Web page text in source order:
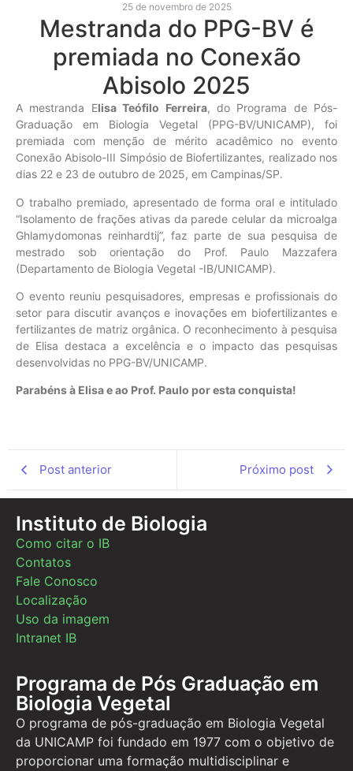
25 de novembro de 2025
Mestranda do PPG-BV é
premiada no Conexão
Abisolo 2025
A mestranda Elisa Teófilo Ferreira, do Programa de Pós-
Graduação em Biologia Vegetal (PPG-BV/UNICAMP), foi
premiada com menção de mérito acadêmico no evento
Conexão Abisolo-III Simpósio de Biofertilizantes, realizado nos
dias 22 e 23 de outubro de 2025, em Campinas/SP.
O trabalho premiado, apresentado de forma oral e intitulado
“Isolamento de frações ativas da parede celular da microalga
Ghlamydomonas reinhardtij”, faz parte de sua pesquisa de
mestrado sob orientação do Prof. Paulo Mazzafera
(Departamento de Biologia Vegetal -IB/UNICAMP).
O evento reuniu pesquisadores, empresas e profissionais do
setor para discutir avanços e inovações em biofertilizantes e
fertilizantes de matriz orgânica. O reconhecimento à pesquisa
de Elisa destaca a excelência e o impacto das pesquisas
desenvolvidas no PPG-BV/UNICAMP.
Parabéns à Elisa e ao Prof. Paulo por esta conquista!
Post anterior Próximo post
Instituto de Biologia
Como citar o IB
Contatos
Fale Conosco
Localização
Uso da imagem
Intranet IB
Programa de Pós Graduação em
Biologia Vegetal
O programa de pós-graduação em Biologia Vegetal
da UNICAMP foi fundado em 1977 com o objetivo de
proporcionar uma formação multidisciplinar e